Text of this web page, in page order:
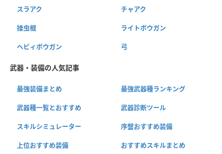
スラアク チャアク
操虫棍 ライトボウガン
ヘビィボウガン 弓
武器・装備の人気記事
最強装備まとめ 最強武器種ランキング
武器種一覧とおすすめ 武器診断ツール
スキルシミュレーター 序盤おすすめ装備
上位おすすめ装備 おすすめスキルまとめ